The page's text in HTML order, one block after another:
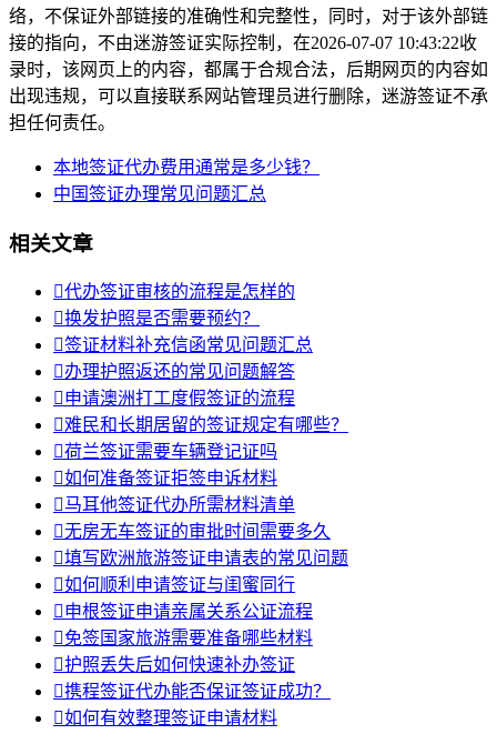
络，不保证外部链接的准确性和完整性，同时，对于该外部链
接的指向，不由迷游签证实际控制，在2026-07-07 10:43:22收
录时，该网页上的内容，都属于合规合法，后期网页的内容如
出现违规，可以直接联系网站管理员进行删除，迷游签证不承
担任何责任。
本地签证代办费用通常是多少钱？
中国签证办理常见问题汇总
相关文章
代办签证审核的流程是怎样的
换发护照是否需要预约？
签证材料补充信函常见问题汇总
办理护照返还的常见问题解答
申请澳洲打工度假签证的流程
难民和长期居留的签证规定有哪些？
荷兰签证需要车辆登记证吗
如何准备签证拒签申诉材料
马耳他签证代办所需材料清单
无房无车签证的审批时间需要多久
填写欧洲旅游签证申请表的常见问题
如何顺利申请签证与闺蜜同行
申根签证申请亲属关系公证流程
免签国家旅游需要准备哪些材料
护照丢失后如何快速补办签证
携程签证代办能否保证签证成功？
如何有效整理签证申请材料